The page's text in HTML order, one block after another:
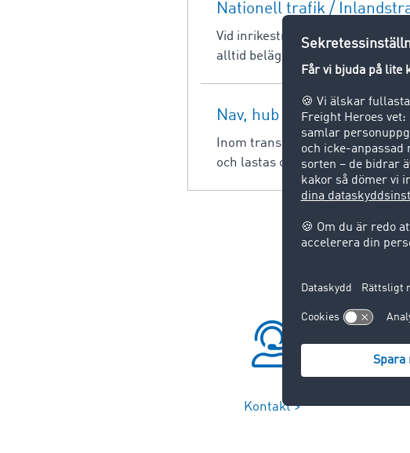
Nationell trafik /
Vid inrikestrafik transporteras
alltid belägna i samma land.
Nav, hub
Inom transportväsendet är ett
och lastas om efter
Kontakt >